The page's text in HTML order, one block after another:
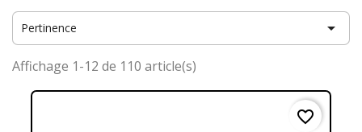
Pertinence 
Affichage 1-12 de 110 article(s)
favorite_border